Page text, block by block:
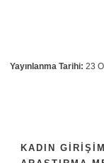
Yayınlanma Tarihi: 23
KADIN